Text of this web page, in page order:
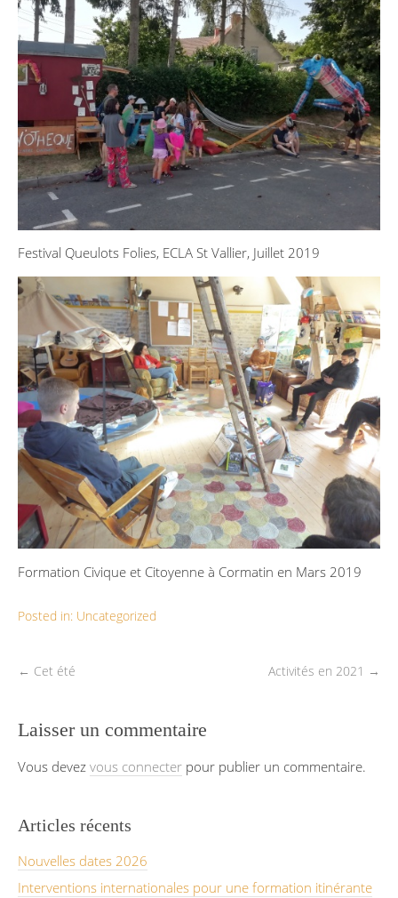
Festival Queulots Folies, ECLA St Vallier, Juillet 2019
Formation Civique et Citoyenne à Cormatin en Mars 2019
Posted in: Uncategorized
← Cet été Activités en 2021 →
Laisser un commentaire
Vous devez vous connecter pour publier un commentaire.
Articles récents
Nouvelles dates 2026
Interventions internationales pour une formation itinérante